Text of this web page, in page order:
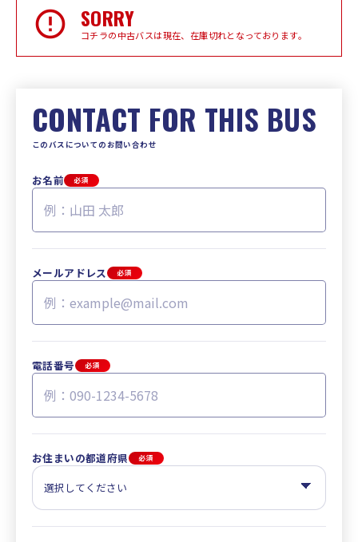
SORRY
コチラの中古バスは現在、在庫切れとなっております。
CONTACT FOR THIS BUS
このバスについてのお問い合わせ
お名前 必須
メールアドレス 必須
電話番号 必須
お住まいの都道府県 必須